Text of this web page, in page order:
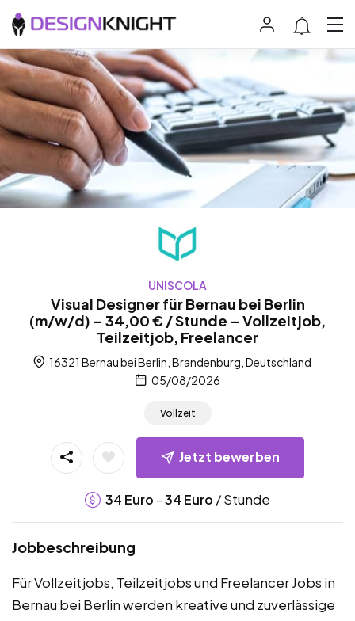
UNISCOLA
Visual Designer für Bernau bei Berlin
(m/w/d) – 34,00 € / Stunde – Vollzeitjob,
Teilzeitjob, Freelancer
16321 Bernau bei Berlin, Brandenburg, Deutschland
05/08/2026
Vollzeit
Jetzt bewerben
34 Euro -34 Euro / Stunde
Jobbeschreibung
Für Vollzeitjobs, Teilzeitjobs und Freelancer Jobs in
Bernau bei Berlin werden kreative und zuverlässige